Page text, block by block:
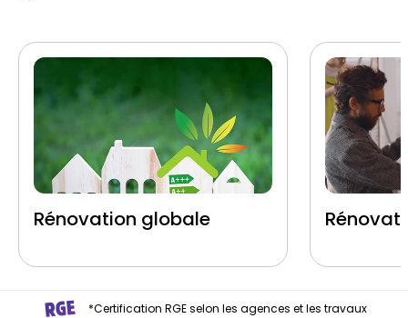
Rénovation globale
*Certification RGE selon les agences et les travaux